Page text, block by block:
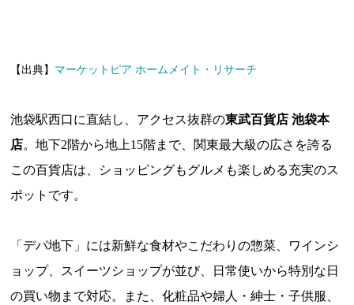
【出典】 マーケットピア ホームメイト・リサーチ
池袋駅西口に直結し、アクセス抜群の東武百貨店 池袋本
店。地下2階から地上15階まで、関東最大級の広さを誇る
この百貨店は、ショッピングもグルメも楽しめる充実のス
ポットです。
「デパ地下」には新鮮な食材やこだわりの惣菜、ワインシ
ョップ、スイーツショップが並び、日常使いから特別な日
の買い物まで対応。また、化粧品や婦人・紳士・子供服、